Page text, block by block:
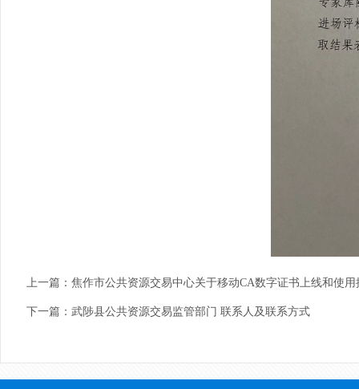
上一篇： 焦作市公共资源交易中心关于移动CA数字证书上线和使
下一篇： 武陟县公共资源交易监管部门 联系人及联系方式